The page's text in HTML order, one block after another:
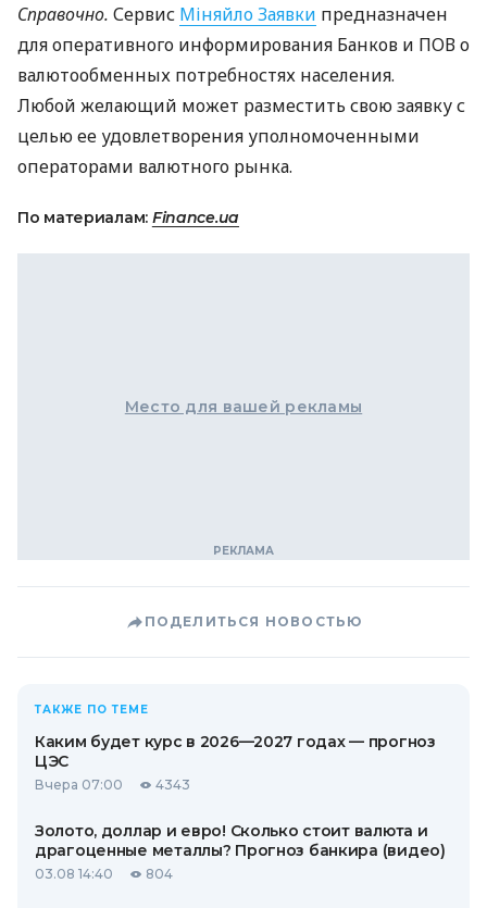
Справочно. Сервис Міняйло Заявки предназначен
для оперативного информирования Банков и ПОВо
валютообменных потребностях населения.
Любой желающий может разместить свою заявку с
целью ее удовлетворения уполномоченными
операторами валютного рынка.
По материалам: Finance.ua
Место для вашей рекламы
ПОДЕЛИТЬСЯ НОВОСТЬЮ
ТАКЖЕ ПО ТЕМЕ
Каким будет курс в 2026—2027 годах — прогноз
ЦЭС
Вчера 07:00 4343
Золото, доллар и евро! Сколько стоит валюта и
драгоценные металлы? Прогноз банкира (видео)
03.08 14:40 804